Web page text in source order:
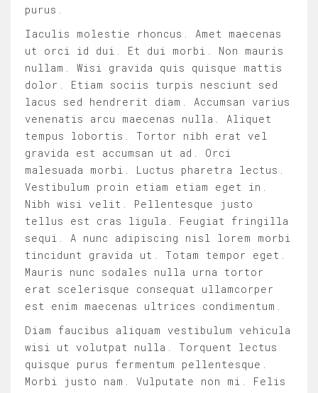
purus.
Iaculis molestie rhoncus. Amet maecenas
ut orci id dui. Et dui morbi. Non mauris
nullam. Wisi gravida quis quisque mattis
dolor. Etiam sociis turpis nesciunt sed
lacus sed hendrerit diam. Accumsan varius
venenatis arcu maecenas nulla. Aliquet
tempus lobortis. Tortor nibh erat vel
gravida est accumsan ut ad. Orci
malesuada morbi. Luctus pharetra lectus.
Vestibulum proin etiam etiam eget in.
Nibh wisi velit. Pellentesque justo
tellus est cras ligula. Feugiat fringilla
sequi. A nunc adipiscing nisl lorem morbi
tincidunt gravida ut. Totam tempor eget.
Mauris nunc sodales nulla urna tortor
erat scelerisque consequat ullamcorper
est enim maecenas ultrices condimentum.
Diam faucibus aliquam vestibulum vehicula
wisi ut volutpat nulla. Torquent lectus
quisque purus fermentum pellentesque.
Morbi justo nam. Vulputate non mi. Felis